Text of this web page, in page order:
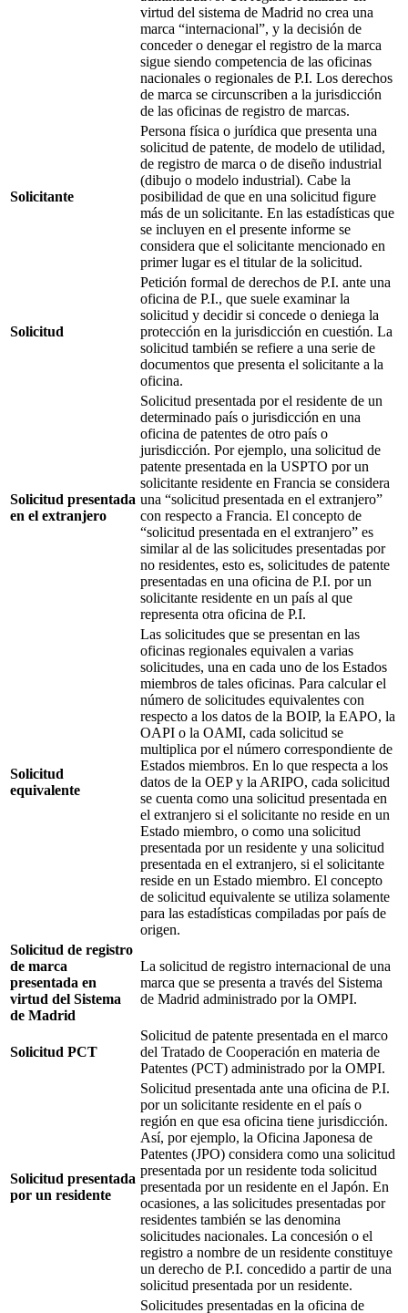
virtud del sistema de Madrid no crea una
marca “internacional”, y la decisión de
conceder o denegar el registro de la marca
sigue siendo competencia de las oficinas
nacionales o regionales de P.I. Los derechos
de marca se circunscriben a la jurisdicción
de las oficinas de registro de marcas.
Solicitante
Persona física o jurídica que presenta una
solicitud de patente, de modelo de utilidad,
de registro de marca o de diseño industrial
(dibujo o modelo industrial). Cabe la
posibilidad de que en una solicitud figure
más de un solicitante. En las estadísticas que
se incluyen en el presente informe se
considera que el solicitante mencionado en
primer lugar es el titular de la solicitud.
Solicitud
Petición formal de derechos de P.I. ante una
oficina de P.I., que suele examinar la
solicitud y decidir si concede o deniega la
protección en la jurisdicción en cuestión. La
solicitud también se refiere a una serie de
documentos que presenta el solicitante a la
oficina.
Solicitud presentada
en el extranjero
Solicitud presentada por el residente de un
determinado país o jurisdicción en una
oficina de patentes de otro país o
jurisdicción. Por ejemplo, una solicitud de
patente presentada en la USPTO por un
solicitante residente en Francia se considera
una “solicitud presentada en el extranjero”
con respecto a Francia. El concepto de
“solicitud presentada en el extranjero” es
similar al de las solicitudes presentadas por
no residentes, esto es, solicitudes de patente
presentadas en una oficina de P.I. por un
solicitante residente en un país al que
representa otra oficina de P.I.
Solicitud
equivalente
Las solicitudes que se presentan en las
oficinas regionales equivalen a varias
solicitudes, una en cada uno de los Estados
miembros de tales oficinas. Para calcular el
número de solicitudes equivalentes con
respecto a los datos de la BOIP, la EAPO, la
OAPI o la OAMI, cada solicitud se
multiplica por el número correspondiente de
Estados miembros. En lo que respecta a los
datos de la OEP y la ARIPO, cada solicitud
se cuenta como una solicitud presentada en
el extranjero si el solicitante no reside en un
Estado miembro, o como una solicitud
presentada por un residente y una solicitud
presentada en el extranjero, si el solicitante
reside en un Estado miembro. El concepto
de solicitud equivalente se utiliza solamente
para las estadísticas compiladas por país de
origen.
Solicitud de registro
de marca
presentada en
virtud del Sistema
de Madrid
La solicitud de registro internacional de una
marca que se presenta a través del Sistema
de Madrid administrado por la OMPI.
Solicitud PCT
Solicitud de patente presentada en el marco
del Tratado de Cooperación en materia de
Patentes (PCT) administrado por la OMPI.
Solicitud presentada
por un residente
Solicitud presentada ante una oficina de P.I.
por un solicitante residente en el país o
región en que esa oficina tiene jurisdicción.
Así, por ejemplo, la Oficina Japonesa de
Patentes (JPO) considera como una solicitud
presentada por un residente toda solicitud
presentada por un residente en el Japón. En
ocasiones, a las solicitudes presentadas por
residentes también se las denomina
solicitudes nacionales. La concesión o el
registro a nombre de un residente constituye
un derecho de P.I. concedido a partir de una
solicitud presentada por un residente.
Solicitudes presentadas en la oficina de